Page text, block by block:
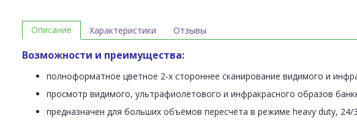
Описание
Возможности и преимущества:
полноформатное цветное 2-х стороннее сканирование видимого и
просмотр видимого, ультрафиолетового и инфракрасного образов
предназначен для больших объёмов пересчёта в режиме heavy duty, 24/
Характеристики Отзывы